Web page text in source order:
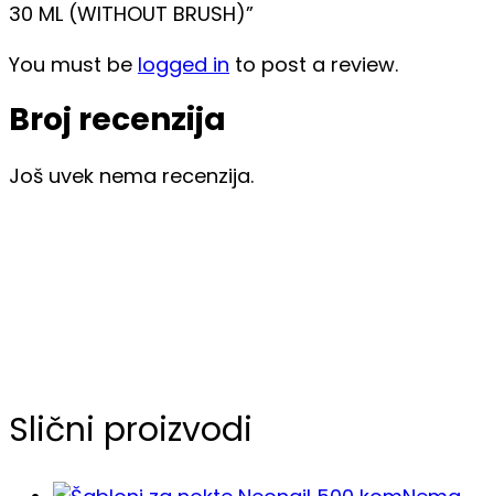
30 ML (WITHOUT BRUSH)”
You must be logged in to post a review.
Broj recenzija
Još uvek nema recenzija.
Slični proizvodi